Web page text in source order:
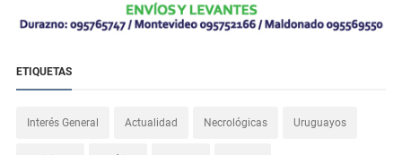
ETIQUETAS
Interés General Actualidad Necrológicas Uruguayos